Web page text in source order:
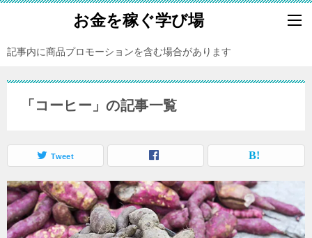
お金を稼ぐ学び場
記事内に商品プロモーションを含む場合があります
「コーヒー」の記事一覧
Tweet